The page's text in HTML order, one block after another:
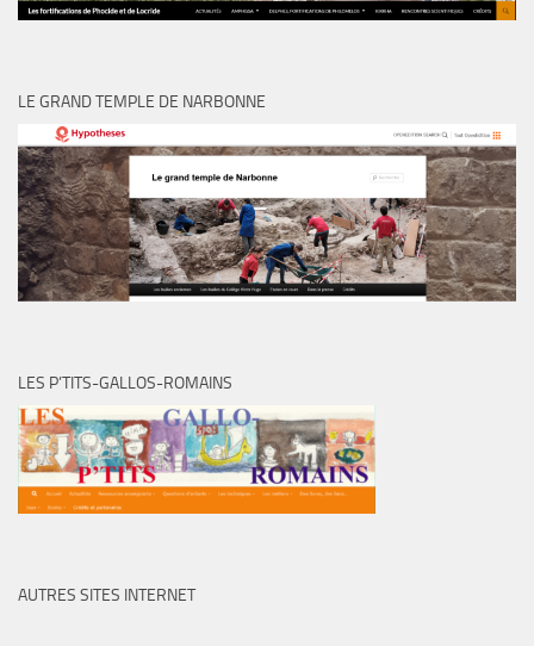
LE GRAND TEMPLE DE NARBONNE
LES P’TITS-GALLOS-ROMAINS
AUTRES SITES INTERNET